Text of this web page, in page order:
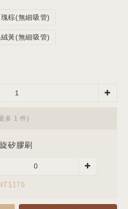
棕(無細吸管)
黃(無細吸管)
多 1 件)
矽膠刷